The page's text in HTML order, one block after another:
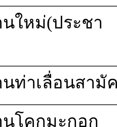
นใหม่(ประชา
นท่าเลื่อนสามั
นโคกมะกอก